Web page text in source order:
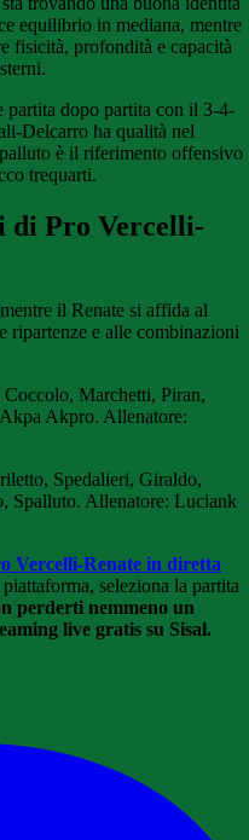
equilibrio in mediana, mentre
profondità e capacità
partita dopo partita con il 3-4-
Delcarro ha qualità nel
è il riferimento offensivo
trequarti.
di Pro Vercelli-
il Renate si affida al
ripartenze e alle combinazioni
Marchetti, Piran,
Akpro. Allenatore:
Spedalieri, Giraldo,
Spalluto. Allenatore: Luciank
Vercelli-Renate in diretta
seleziona la partita
perderti nemmeno un
live gratis su Sisal.